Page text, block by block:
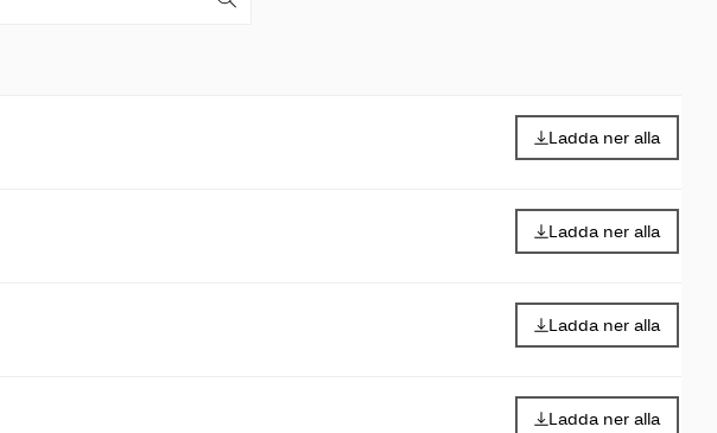
Ladda ner alla
Ladda ner alla
Ladda ner alla
Ladda ner alla